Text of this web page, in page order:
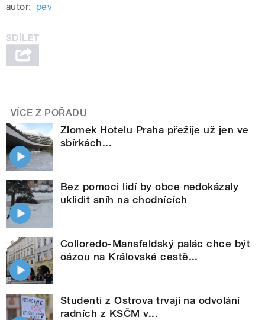
autor: pev
VÍCE Z POŘADU
Zlomek Hotelu Praha přežije už jen ve
sbírkách...
Bez pomoci lidí by obce nedokázaly
uklidit sníh na chodnících
Colloredo-Mansfeldský palác chce být
oázou na Královské cestě...
Studenti z Ostrova trvají na odvolání
radních z KSČM v...